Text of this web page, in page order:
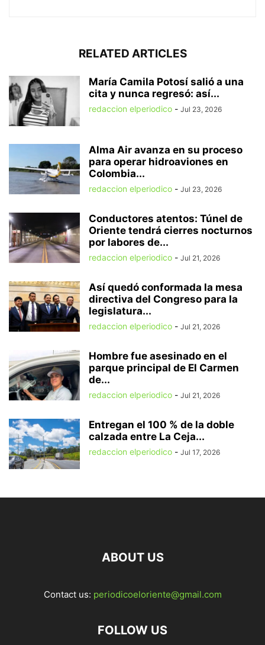
RELATED ARTICLES
María Camila Potosí salió a una
cita y nunca regresó: así...
redaccion elperiodico - Jul 23, 2026
Alma Air avanza en su proceso
para operar hidroaviones en
Colombia...
redaccion elperiodico - Jul 23, 2026
Conductores atentos: Túnel de
Oriente tendrá cierres nocturnos
por labores de...
redaccion elperiodico - Jul 21, 2026
Así quedó conformada la mesa
directiva del Congreso para la
legislatura...
redaccion elperiodico - Jul 21, 2026
Hombre fue asesinado en el
parque principal de El Carmen
de...
redaccion elperiodico - Jul 21, 2026
Entregan el 100 % de la doble
calzada entre La Ceja...
redaccion elperiodico - Jul 17, 2026
ABOUT US
Contact us: periodicoeloriente@gmail.com
FOLLOW US